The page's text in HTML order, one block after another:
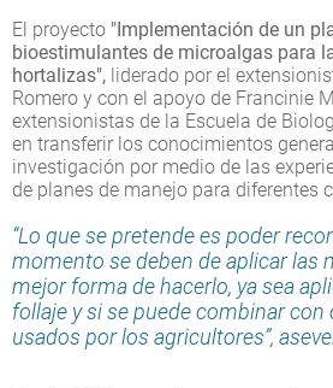
El proyecto "Implementación de un
bioestimulantes de microalgas para
hortalizas", liderado por el
Romero y con el apoyo de Francinie
extensionistas de la Escuela de
en transferir los conocimientos
investigación por medio de las
de planes de manejo para diferentes
“Lo que se pretende es poder
momento se deben de aplicar las
mejor forma de hacerlo, ya sea
follaje y si se puede combinar
usados por los agricultores”,